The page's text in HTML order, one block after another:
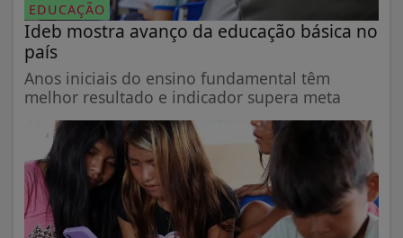
EDUCAÇÃO
Ideb mostra avanço da educação básica no
país
Anos iniciais do ensino fundamental têm
melhor resultado e indicador supera meta